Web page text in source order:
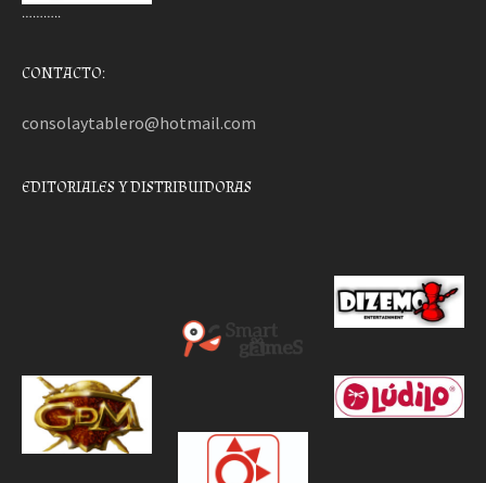
………..
CONTACTO:
consolaytablero@hotmail.com
EDITORIALES Y DISTRIBUIDORAS